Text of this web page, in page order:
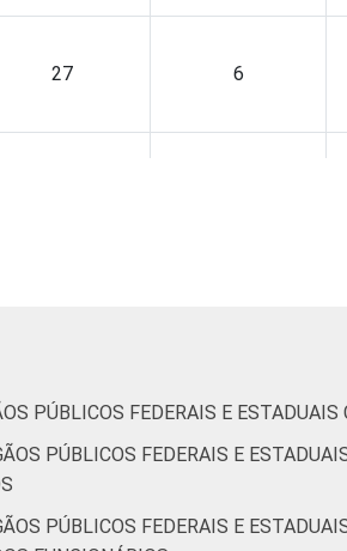
27 6
PÚBLICOS FEDERAIS E
PÚBLICOS FEDERAIS E
PÚBLICOS FEDERAIS E